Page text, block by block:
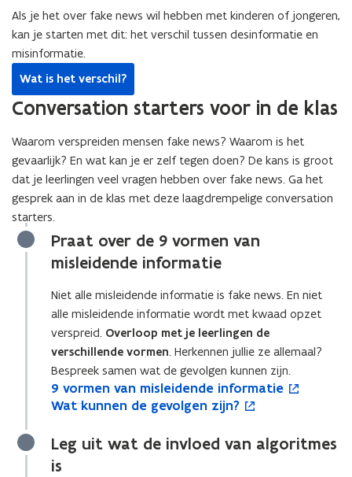
t
e
o
p
e
n
t
i
n
n
i
e
u
n
d
o
p
e
n
i
n
n
i
e
t
a
n
d
o
p
n
t
i
n
i
e
w
v
e
n
s
t
e
)
s
t
a
n
d
o
p
e
n
t
n
i
v
n
s
e
r
b
e
s
t
a
n
o
p
e
n
i
n
i
e
u
w
v
e
n
t
P
b
e
s
t
a
d
o
p
e
t
i
n
e
u
w
v
e
s
Als je het over fake news wil hebben met kinderen of jongeren,
kan je starten met dit: het verschil tussen desinformatie en
misinformatie.
Wat is het verschil?
Conversation starters voor in de klas
Waarom verspreiden mensen fake news? Waarom is het
gevaarlijk? En wat kan je er zelf tegen doen? De kans is groot
dat je leerlingen veel vragen hebben over fake news. Ga het
gesprek aan in de klas met deze laagdrempelige conversation
starters.
Praat over de 9 vormen van
misleidende informatie
Niet alle misleidende informatie is fake news. En niet
alle misleidende informatie wordt met kwaad opzet
verspreid. Overloop met je leerlingen de
verschillende vormen. Herkennen jullie ze allemaal?
Bespreek samen wat de gevolgen kunnen zijn.
9
v
r
m
e
o
p
n
t
i
9 vormen van misleidende informatie
9
v
r
m
e
W
t
k
u
o
e
n
t
Wat kunnen de gevolgen zijn?
W
t
k
u
Leg uit wat de invloed van algoritmes
is